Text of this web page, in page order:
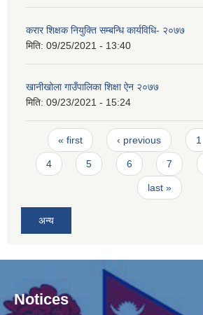
करार शिक्षक नियुक्ति सम्बन्धि कार्यविधि- २०७७
मिति: 09/25/2021 - 13:40
खानीखोला गाउँपालिका शिक्षा ऐन २०७७
मिति: 09/23/2021 - 15:24
Pages
« first ‹ previous 1
4 5 6 7
last »
अन्य
Notices